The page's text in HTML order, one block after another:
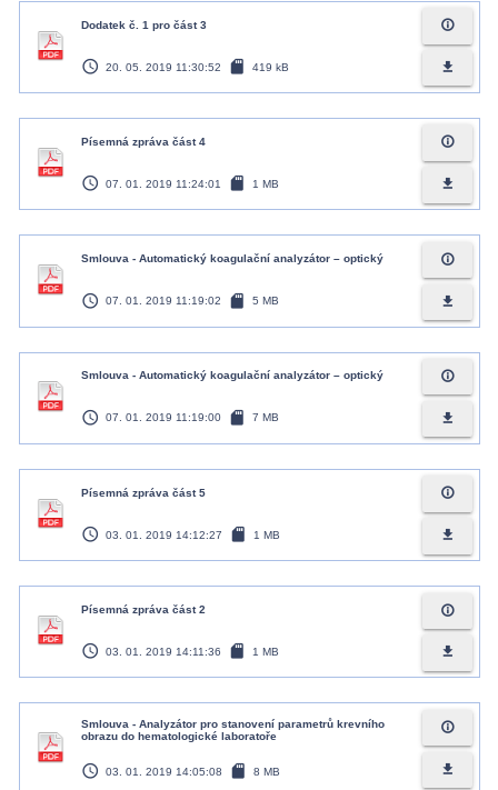
Dodatek č. 1 pro část 3
access_time 20. 05. 2019 11:30:52 sd_card 419 kB
info_outline
file_download
Písemná zpráva část 4
access_time 07. 01. 2019 11:24:01 sd_card 1 MB
info_outline
file_download
Smlouva - Automatický koagulační analyzátor – optický
access_time 07. 01. 2019 11:19:02 sd_card 5 MB
info_outline
file_download
Smlouva - Automatický koagulační analyzátor – optický
access_time 07. 01. 2019 11:19:00 sd_card 7 MB
info_outline
file_download
Písemná zpráva část 5
access_time 03. 01. 2019 14:12:27 sd_card 1 MB
info_outline
file_download
Písemná zpráva část 2
access_time 03. 01. 2019 14:11:36 sd_card 1 MB
info_outline
file_download
Smlouva - Analyzátor pro stanovení parametrů krevního
obrazu do hematologické laboratoře
access_time 03. 01. 2019 14:05:08 sd_card 8 MB
info_outline
file_download